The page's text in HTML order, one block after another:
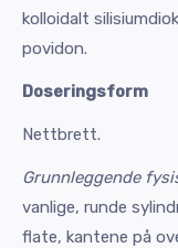
kolloidalt
povidon.
Doseringsform
Nettbrett.
Grunnleggende
vanlige, runde
flate, kantene på